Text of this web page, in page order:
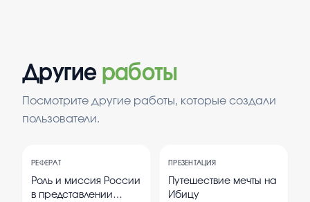
Другие работы
Посмотрите другие работы, которые создали
пользователи.
РЕФЕРАТ
Роль и миссия России
в представлении
ПРЕЗЕНТАЦИЯ
Путешествие мечты на
Ибицу